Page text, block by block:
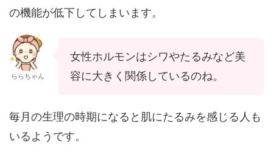
の機能が低下してしまいます。
ららちゃん
女性ホルモンはシワやたるみなど美
容に大きく関係しているのね。
毎月の生理の時期になると肌にたるみを感じる人も
いるようです。